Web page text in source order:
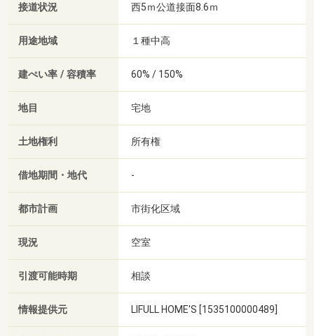
接道状況 西5ｍ公道接面8.6ｍ
用途地域 １種中高
建ぺい率 / 容積率 60% / 150%
地目 宅地
土地権利 所有権
借地期間・地代 -
都市計画 市街化区域
現況 空室
引渡可能時期 相談
情報提供元 LIFULL HOME'S [1535100000489]